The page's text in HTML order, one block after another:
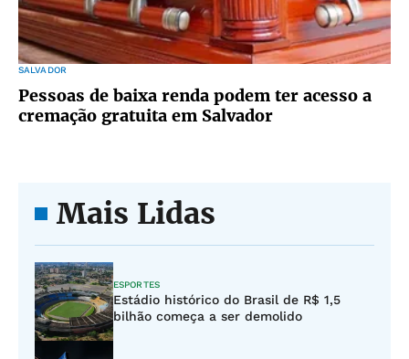
SALVADOR
Pessoas de baixa renda podem ter acesso a
cremação gratuita em Salvador
Mais Lidas
ESPORTES
Estádio histórico do Brasil de R$ 1,5
bilhão começa a ser demolido